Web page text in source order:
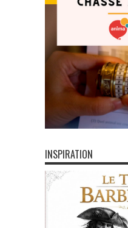
INSPIRATION